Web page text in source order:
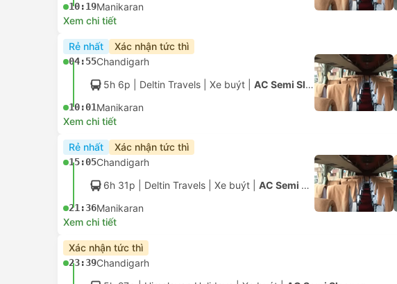
10:19Manikaran
Xem chi tiết
Rẻ nhất Xác nhận tức thì
04:55Chandigarh
5h 6p | Deltin Travels Xe buýt AC Semi Sleeper
10:01Manikaran
Xem chi tiết
Rẻ nhất Xác nhận tức thì
15:05Chandigarh
6h 31p | Deltin Travels Xe buýt AC Semi Sleeper
21:36Manikaran
Xem chi tiết
Xác nhận tức thì
23:39Chandigarh